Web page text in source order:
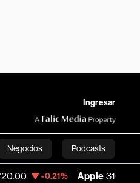
Ingresar
Negocios Podcasts
-0.21% Apple 310.94 +0.55%